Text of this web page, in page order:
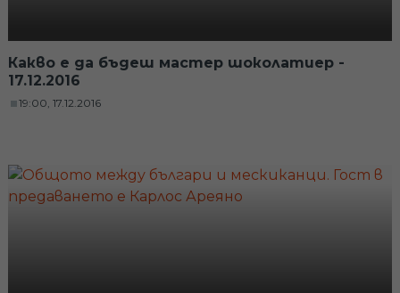
Какво е да бъдеш мастер шоколатиер -
17.12.2016
19:00, 17.12.2016